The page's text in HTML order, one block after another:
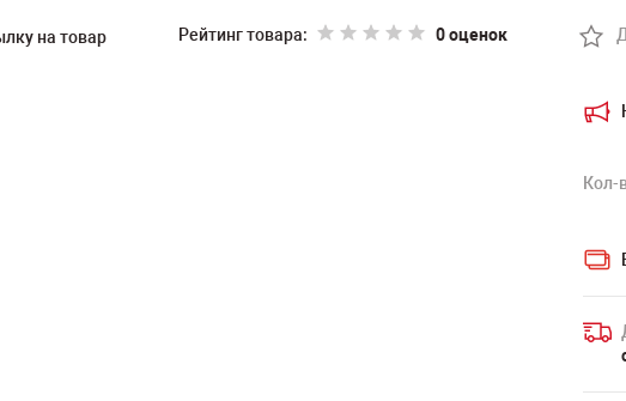
Рейтинг товара: 0 оценок
Кол-